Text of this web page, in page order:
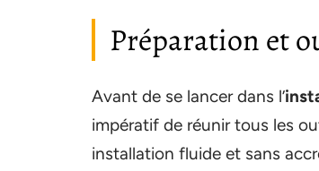
Préparation et
Avant de se lancer dans l’
impératif de réunir tous les
installation fluide et sans